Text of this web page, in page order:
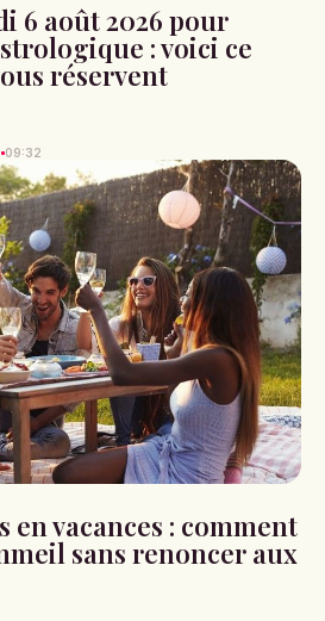
6 août 2026 pour
: voici ce
réservent
09:32
en vacances : comment
sans renoncer aux